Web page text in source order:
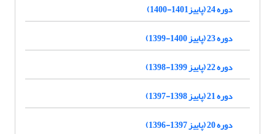
دوره 24 (پاییز1401-1400)
دوره 23 (پاییز 1400-1399)
دوره 22 (پاییز 1399-1398)
دوره 21 (پاییز 1398-1397)
دوره 20 (پاییز 1397-1396)